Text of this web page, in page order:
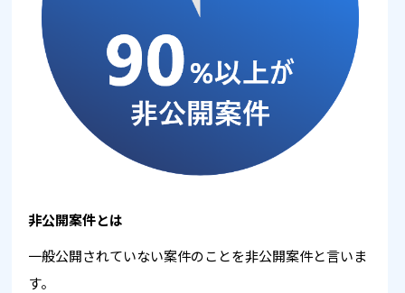
非公開案件とは
一般公開されていない案件のことを非公開案件と言いま
す。